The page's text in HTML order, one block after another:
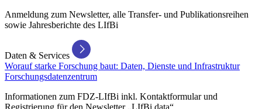
Anmeldung zum Newsletter, alle Transfer- und Publikationsreihen
sowie Jahresberichte des LIfBi
Daten & Services
Worauf starke Forschung baut: Daten, Dienste und Infrastruktur
Forschungsdatenzentrum
Informationen zum FDZ-LIfBi inkl. Kontaktformular und
Registrierung für den Newsletter „LIfBi data“